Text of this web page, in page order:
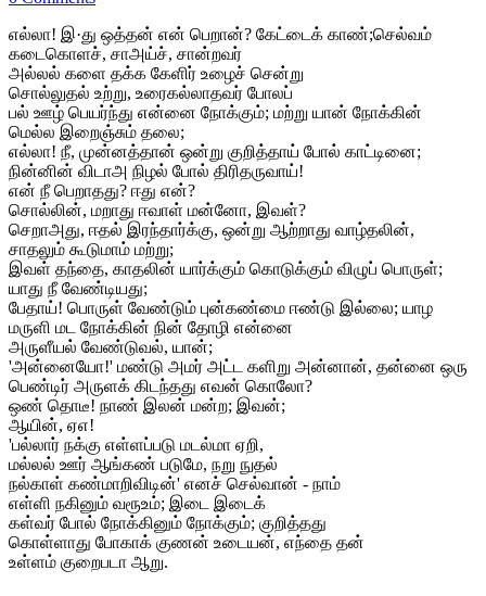
எல்லா! இ·து ஒத்தன் என் பெறான்? கேட்டைக் காண்;செல்வம்
கடைகொளச், சாஅய்ச், சான்றவர்
அல்லல் களை தக்க கேளிர் உழைச் சென்று
சொல்லுதல் உற்று, உரைகல்லாதவர் போலப்
பல் ஊழ் பெயர்ந்து என்னை நோக்கும்; மற்று யான் நோக்கின்
மெல்ல இறைஞ்சும் தலை;
எல்லா! நீ, முன்னத்தான் ஒன்று குறித்தாய் போல் காட்டினை;
நின்னின் விடாஅ நிழல் போல் திரிதருவாய்!
என் நீ பெறாதது? ஈது என்?
சொல்லின், மறாது ஈவாள் மன்னோ, இவள்?
செறாஅது, ஈதல் இரந்தார்க்கு, ஒன்று ஆற்றாது வாழ்தலின்,
சாதலும் கூடுமாம் மற்று;
இவள் தந்தை, காதலின் யார்க்கும் கொடுக்கும் விழுப் பொருள்;
யாது நீ வேண்டியது;
பேதாய்! பொருள் வேண்டும் புன்கண்மை ஈண்டு இல்லை; யாழ
மருளி மட நோக்கின் நின் தோழி என்னை
அருளீயல் வேண்டுவல், யான்;
'அன்னையோ!' மண்டு அமர் அட்ட களிறு அன்னான், தன்னை ஒரு
பெண்டிர் அருளக் கிடந்தது எவன் கொலோ?
ஒண் தொடீ! நாண் இலன் மன்ற; இவன்;
ஆயின், ஏஎ!
'பல்லார் நக்கு எள்ளப்படு மடல்மா ஏறி,
மல்லல் ஊர் ஆங்கண் படுமே, நறு நுதல்
நல்காள் கண்மாறிவிடின்' எனச் செல்வான் - நாம்
எள்ளி நகினும் வரூஉம்; இடை இடைக்
கள்வர் போல் நோக்கினும் நோக்கும்; குறித்தது
கொள்ளாது போகாக் குணன் உடையன், எந்தை தன்
உள்ளம் குறைபடா ஆறு.